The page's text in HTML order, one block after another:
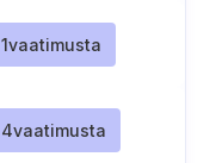
1vaatimusta
4vaatimusta